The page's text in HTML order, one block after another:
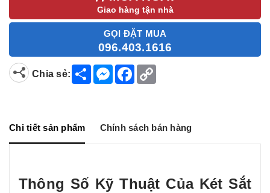
Giao hàng tận nhà
GỌI ĐẶT MUA
096.403.1616
Chia sẻ:
S
h
M
e
g
F
a
o
n
Chi tiết sản phẩm Chính sách bán hàng
Thông Số Kỹ Thuật Của Két Sắt